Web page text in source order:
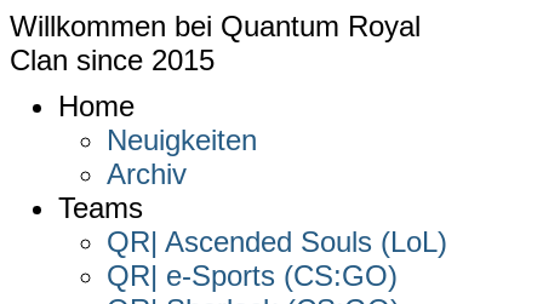
Willkommen bei Quantum Royal
Clan since 2015
Home
Neuigkeiten
Archiv
Teams
QR| Ascended Souls (LoL)
QR| e-Sports (CS:GO)